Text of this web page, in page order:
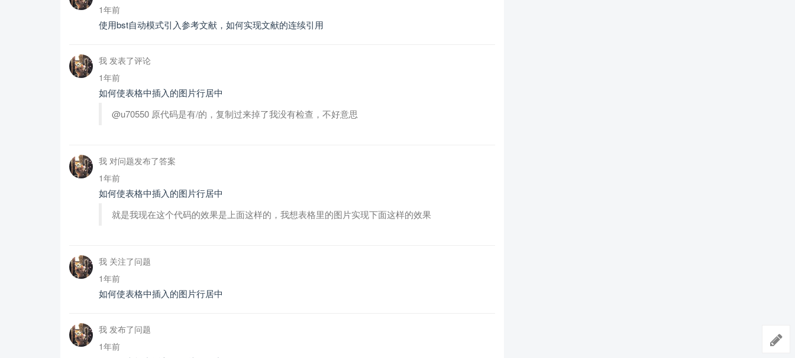
1年前
使用bst自动模式引入参考文献，如何实现文献的连续引用
我 发表了评论
1年前
如何使表格中插入的图片行居中
@u70550 原代码是有/的，复制过来掉了我没有检查，不好意思
我 对问题发布了答案
1年前
如何使表格中插入的图片行居中
就是我现在这个代码的效果是上面这样的，我想表格里的图片实现下面这样的效果
我 关注了问题
1年前
如何使表格中插入的图片行居中
我 发布了问题
1年前